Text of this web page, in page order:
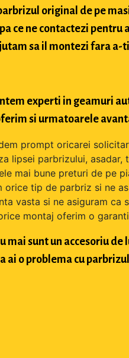
original de pe
ce ne contactezi
sa il montezi fara a-
experti in geamuri
si urmatoarele
prompt oricarei
lipsei parbrizului,
mai bune preturi de pe
orice tip de parbriz si ne
vasta si ne asiguram ca
montaj oferim o
mai sunt un accesoriu
ai o problema cu